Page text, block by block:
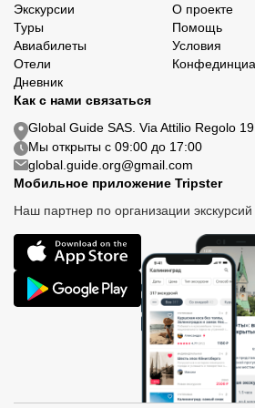
Экскурсии
Туры
Авиабилеты
Отели
Дневник
О проекте
Помощь
Условия
Как с нами связаться
Global Guide SAS. Via Attilio Regolo
Мы открыты с 09:00 до 17:00
global.guide.org@gmail.com
Мобильное приложение Tripster
Наш партнер по организации экскурсий